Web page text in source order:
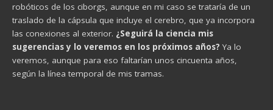
robóticos de los ciborgs, aunque en mi caso se trataría de un
traslado de la cápsula que incluye el cerebro, que ya incorpora
las conexiones al exterior. ¿Seguirá la ciencia mis
sugerencias y lo veremos en los próximos años? Ya lo
veremos, aunque para eso faltarían unos cincuenta años,
según la línea temporal de mis tramas.